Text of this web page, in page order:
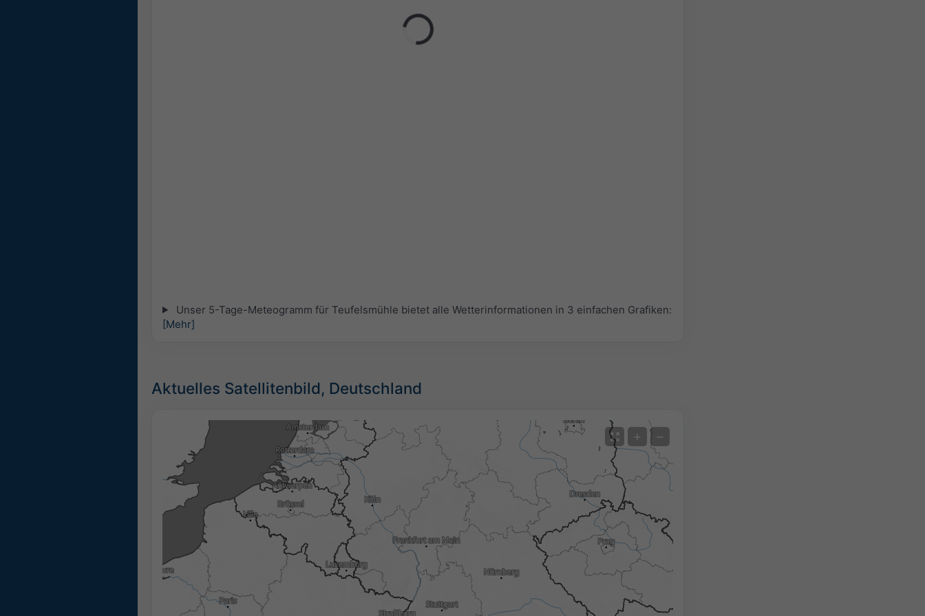
Unser 5-Tage-Meteogramm für Teufelsmühle bietet alle Wetterinformationen in 3 einfachen Grafiken:
[Mehr]
Aktuelles Satellitenbild, Deutschland
+ −